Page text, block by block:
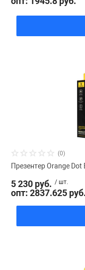
(0)
Презентер Orange
5 230 руб. / шт.
опт: 2837.625 руб.